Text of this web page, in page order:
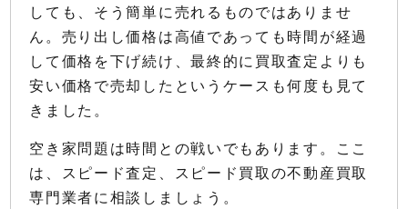
しても、そう簡単に売れるものではありませ
ん。売り出し価格は高値であっても時間が経過
して価格を下げ続け、最終的に買取査定よりも
安い価格で売却したというケースも何度も見て
きました。
空き家問題は時間との戦いでもあります。ここ
は、スピード査定、スピード買取の不動産買取
専門業者に相談しましょう。